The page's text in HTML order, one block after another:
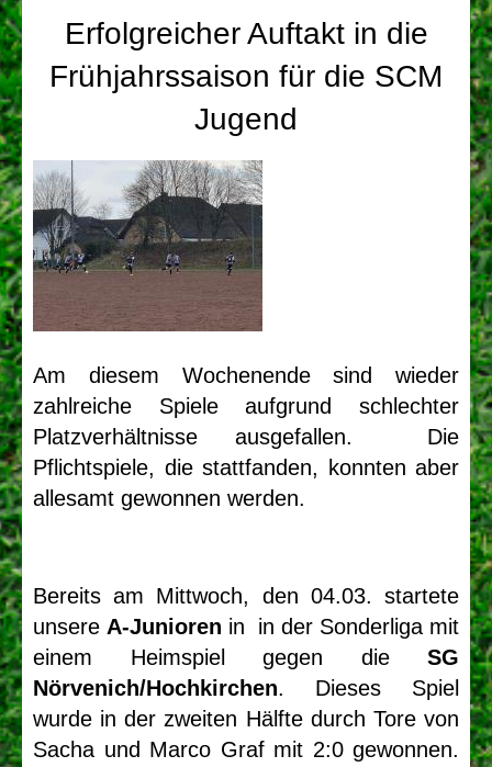
1919 Merzenich e.V.
Erfolgreicher Auftakt in die
Frühjahrssaison für die SCM
Jugend
Am diesem Wochenende sind wieder
zahlreiche Spiele aufgrund schlechter
Platzverhältnisse ausgefallen. Die
Pflichtspiele, die stattfanden, konnten aber
allesamt gewonnen werden.
Bereits am Mittwoch, den 04.03. startete
unsere A-Junioren in in der Sonderliga mit
einem Heimspiel gegen die SG
Nörvenich/Hochkirchen. Dieses Spiel
wurde in der zweiten Hälfte durch Tore von
Sacha und Marco Graf mit 2:0 gewonnen.